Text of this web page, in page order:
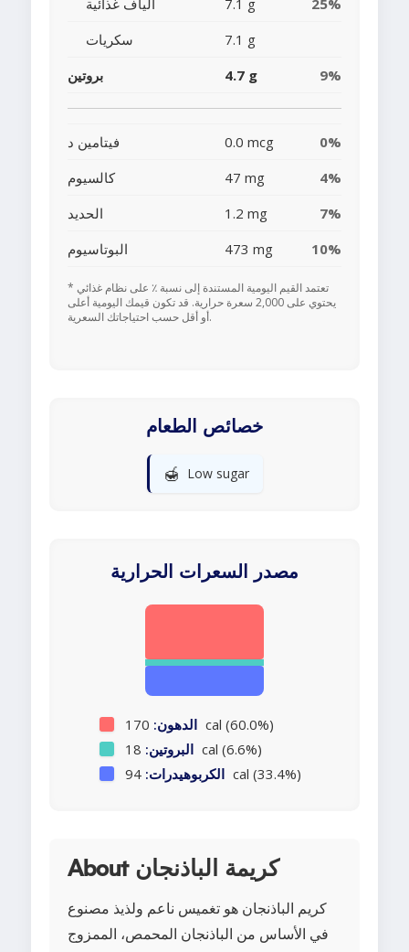
ألياف غذائية 7.1 g
25%
سكريات
7.1 g
بروتين
4.7 g 9%
فيتامين د 0.0 mcg
0%
كالسيوم
47 mg
4%
الحديد
1.2 mg
7%
البوتاسيوم
473 mg 10%
* تعتمد القيم اليومية المستندة إلى نسبة ٪ على نظام غذائي
يحتوي على 2,000 سعرة حرارية. قد تكون قيمك اليومية أعلى
أو أقل حسب احتياجاتك السعرية.
خصائص الطعام
🍯 Low sugar
مصدر السعرات الحرارية
الدهون: 170 cal (60.0%)
البروتين: 18 cal (6.6%)
الكربوهيدرات: 94 cal (33.4%)
About كريمة الباذنجان
كريم الباذنجان هو تغميس ناعم ولذيذ مصنوع
في الأساس من الباذنجان المحمص، الممزوج